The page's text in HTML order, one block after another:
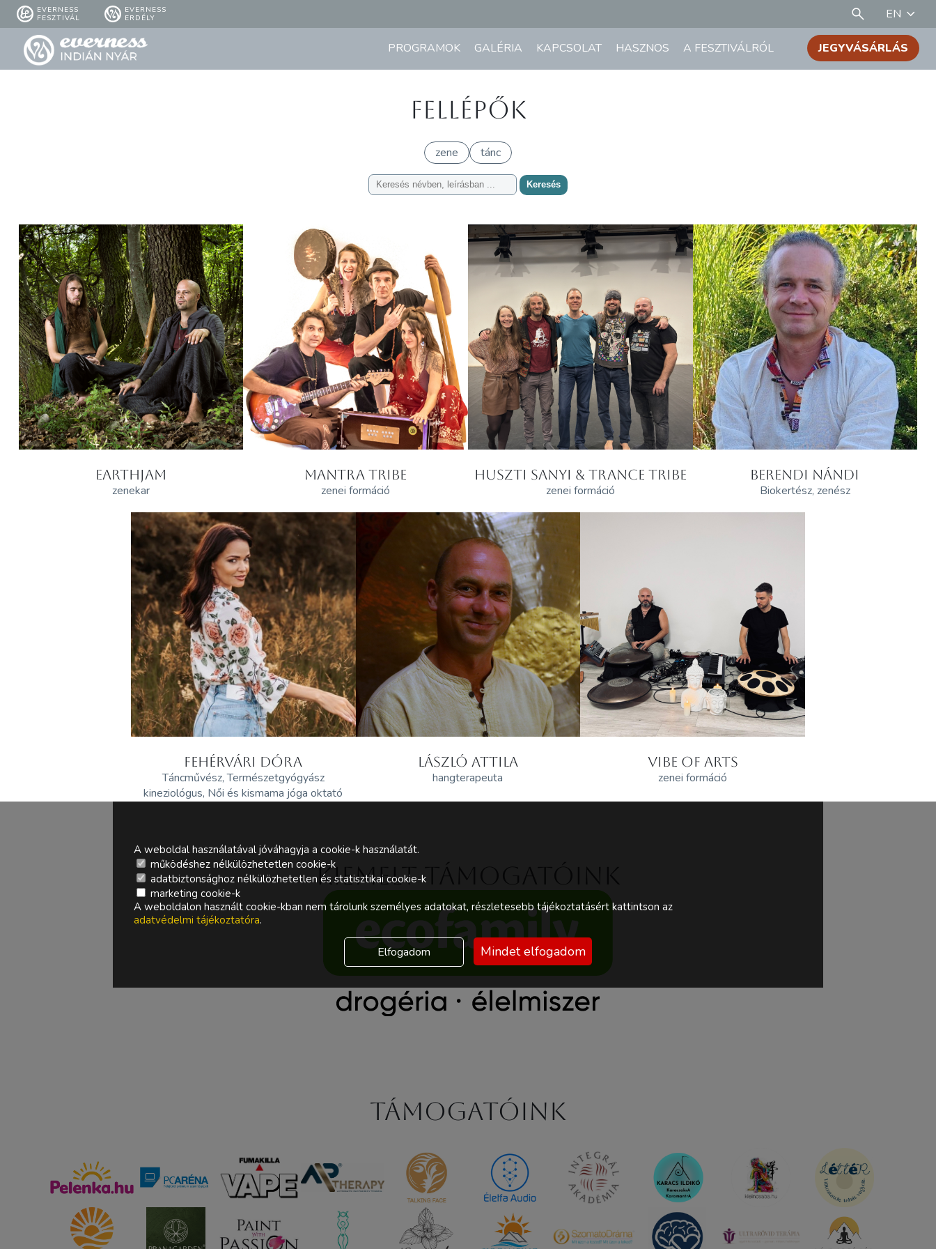
EVERNESS
FESZTIVÁL
EVERNESS
ERDÉLY
EN
PROGRAMOK GALÉRIA KAPCSOLAT HASZNOS A FESZTIVÁLRÓL JEGYVÁSÁRLÁS
Fellépők
zene tánc
Keresés
EARTHJAM
zenekar
MANTRA TRIBE
zenei formáció
HUSZTI SANYI & TRANCE TRIBE
zenei formáció
BERENDI NÁNDI
Biokertész, zenész
FEHÉRVÁRI DÓRA
Táncművész, Természetgyógyász
kineziológus, Női és kismama jóga oktató
LÁSZLÓ ATTILA
hangterapeuta
VIBE OF ARTS
zenei formáció
Kiemelt támogatóink
Támogatóink
A weboldal használatával jóváhagyja a cookie-k használatát.
működéshez nélkülözhetetlen cookie-k
adatbiztonsághoz nélkülözhetetlen és statisztikai cookie-k
marketing cookie-k
A weboldalon használt cookie-kban nem tárolunk személyes adatokat, részletesebb tájékoztatásért kattintson az
adatvédelmi tájékoztatóra.
Elfogadom Mindet elfogadom